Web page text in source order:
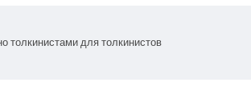
для толкинистов